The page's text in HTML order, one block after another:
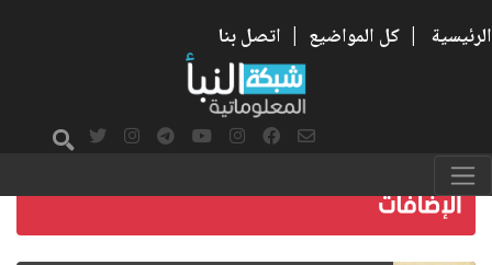
الرئيسية | كل المواضيع | اتصل بنا